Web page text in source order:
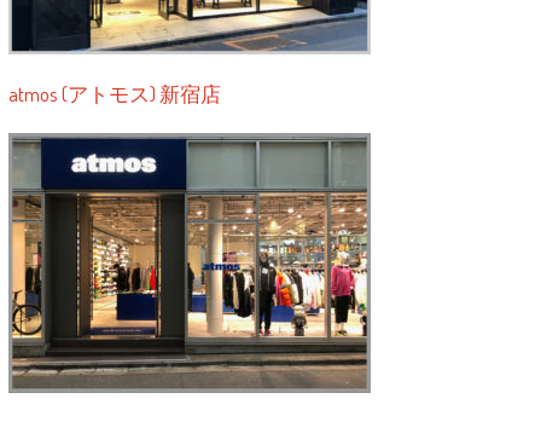
atmos (アトモス) 新宿店